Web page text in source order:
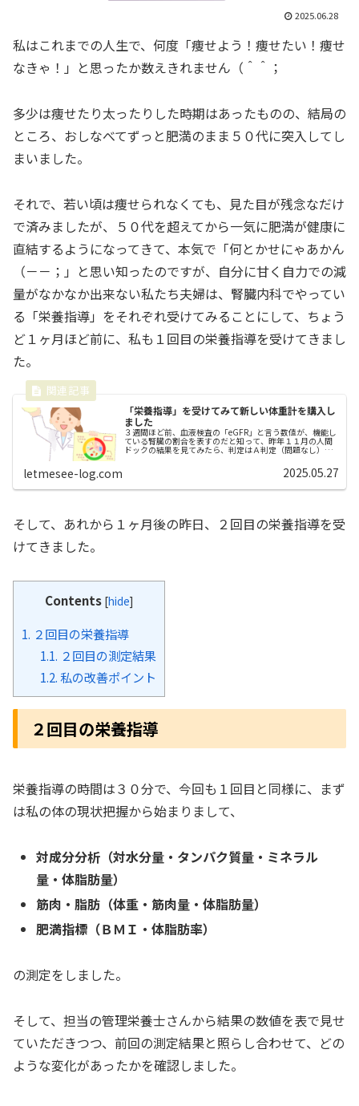
2025.06.28
私はこれまでの人生で、何度「痩せよう！痩せたい！痩せ
なきゃ！」と思ったか数えきれません（＾＾；
多少は痩せたり太ったりした時期はあったものの、結局の
ところ、おしなべてずっと肥満のまま５０代に突入してし
まいました。
それで、若い頃は痩せられなくても、見た目が残念なだけ
で済みましたが、５０代を超えてから一気に肥満が健康に
直結するようになってきて、本気で「何とかせにゃあかん
（－－；」と思い知ったのですが、自分に甘く自力での減
量がなかなか出来ない私たち夫婦は、腎臓内科でやってい
る「栄養指導」をそれぞれ受けてみることにして、ちょう
ど１ヶ月ほど前に、私も１回目の栄養指導を受けてきまし
た。
「栄養指導」を受けてみて新しい体重計を購入し
ました
３週間ほど前、血液検査の「eGFR」と言う数値が、機能し
ている腎臓の割合を表すのだと知って、昨年１１月の人間
ドックの結果を見てみたら、判定はＡ判定（問題なし）と
letmesee-log.com 2025.05.27
そして、あれから１ヶ月後の昨日、２回目の栄養指導を受
けてきました。
Contents [hide]
1. ２回目の栄養指導
1.1. ２回目の測定結果
1.2.私の改善ポイント
２回目の栄養指導
栄養指導の時間は３０分で、今回も１回目と同様に、まず
は私の体の現状把握から始まりまして、
対成分分析（対水分量・タンパク質量・ミネラル
量・体脂肪量）
筋肉・脂肪（体重・筋肉量・体脂肪量）
肥満指標（ＢＭＩ・体脂肪率）
の測定をしました。
そして、担当の管理栄養士さんから結果の数値を表で見せ
ていただきつつ、前回の測定結果と照らし合わせて、どの
ような変化があったかを確認しました。